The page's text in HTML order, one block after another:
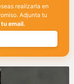
realizarla en
Adjunta tu
email.